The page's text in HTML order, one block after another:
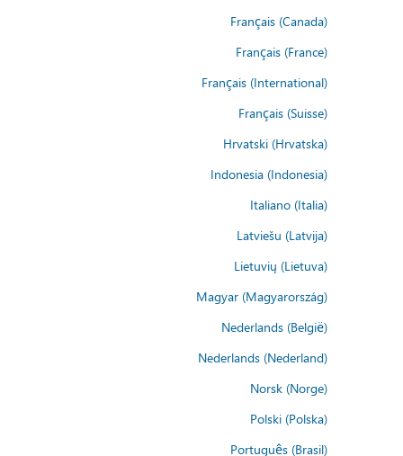
Français (Canada)
Français (France)
Français (International)
Français (Suisse)
Hrvatski (Hrvatska)
Indonesia (Indonesia)
Italiano (Italia)
Latviešu (Latvija)
Lietuvių (Lietuva)
Magyar (Magyarország)
Nederlands (België)
Nederlands (Nederland)
Norsk (Norge)
Polski (Polska)
Português (Brasil)